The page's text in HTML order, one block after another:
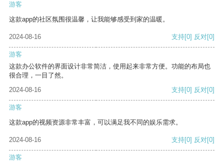
游客
这款app的社区氛围很温馨，让我能够感受到家的温暖。
2024-08-16 支持[0] 反对[0]
游客
这款办公软件的界面设计非常简洁，使用起来非常方便。功能的布局也
很合理，一目了然。
2024-08-16
支持[0] 反对[0]
游客
这款app的视频资源非常丰富，可以满足我不同的娱乐需求。
2024-08-16 支持[0] 反对[0]
游客